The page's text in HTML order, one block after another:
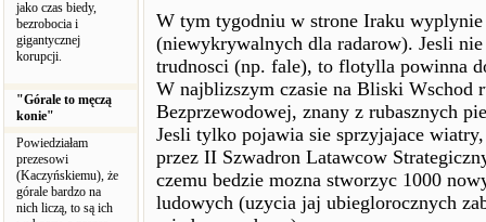
jako czas biedy,
bezrobocia i
gigantycznej
korupcji.
"Górale to męczą
konie"
Powiedziałam
prezesowi
(Kaczyńskiemu), że
górale bardzo na
nich liczą, to są ich
W tym tygodniu w strone Iraku
(niewykrywalnych dla radarow). Jesli
trudnosci (np. fale), to flotylla powinna
W najblizszym czasie na Bliski Wschod
Bezprzewodowej, znany z rubasznych
Jesli tylko pojawia sie sprzyjajace
przez II Szwadron Latawcow
czemu bedzie mozna stworzyc 1000
ludowych (uzycia jaj ubieglorocznych